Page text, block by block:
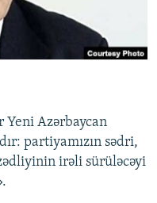
Yeni Azərbaycan
partiyamızın sədri,
irəli sürüləcəyi